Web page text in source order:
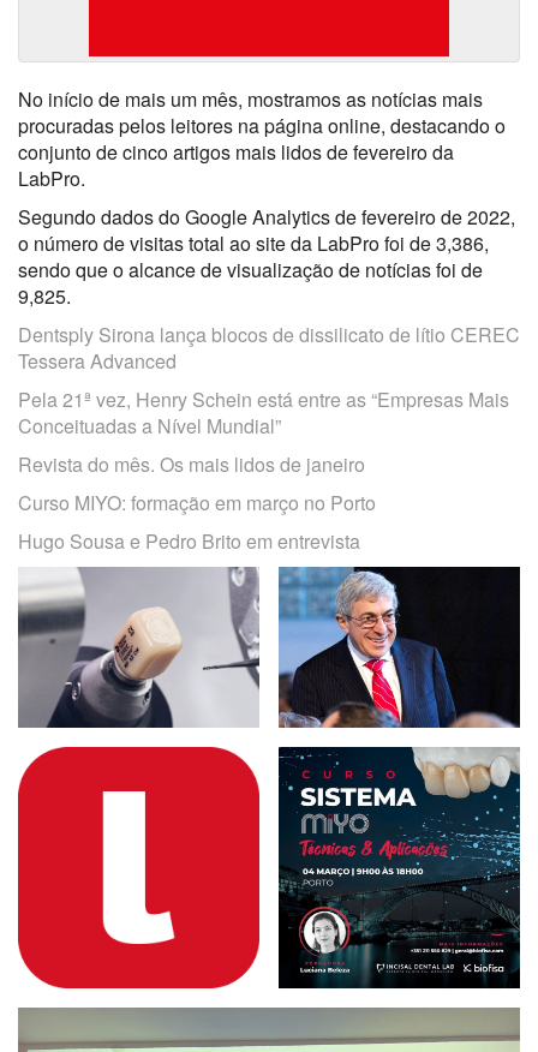
No início de mais um mês, mostramos as notícias mais
procuradas pelos leitores na página online, destacando o
conjunto de cinco artigos mais lidos de fevereiro da
LabPro.
Segundo dados do Google Analytics de fevereiro de 2022,
o número de visitas total ao site da LabPro foi de 3,386,
sendo que o alcance de visualização de notícias foi de
9,825.
Dentsply Sirona lança blocos de dissilicato de lítio CEREC
Tessera Advanced
Pela 21ª vez, Henry Schein está entre as “Empresas Mais
Conceituadas a Nível Mundial”
Revista do mês. Os mais lidos de janeiro
Curso MIYO: formação em março no Porto
Hugo Sousa e Pedro Brito em entrevista